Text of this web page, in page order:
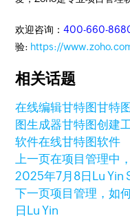
欢迎咨询：400-660-
验: https://
相关话题
在线编辑甘特图甘特
图生成器甘特图创建
软件在线甘特图软件
上一页在项目管理中
2025年7月8日 Lu Yin
下一页项目管理，如
日 Lu Yin